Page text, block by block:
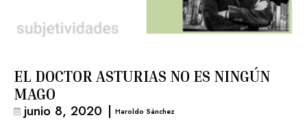
EL DOCTOR ASTURIAS NO ES NINGÚN
MAGO
junio 8, 2020 | Haroldo Sánchez